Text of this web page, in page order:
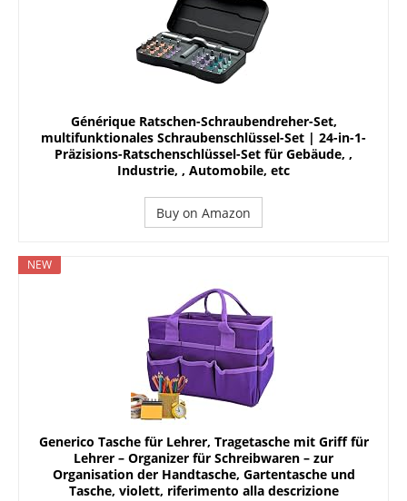
Générique Ratschen-Schraubendreher-Set,
multifunktionales Schraubenschlüssel-Set | 24-in-1-
Präzisions-Ratschenschlüssel-Set für Gebäude, ,
Industrie, , Automobile, etc
Buy on Amazon
NEW
Generico Tasche für Lehrer, Tragetasche mit Griff für
Lehrer – Organizer für Schreibwaren – zur
Organisation der Handtasche, Gartentasche und
Tasche, violett, riferimento alla descrizione